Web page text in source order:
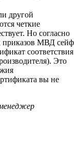
другой
четкие
Но согласно
МВД сейф
соответствия
Это
вы не